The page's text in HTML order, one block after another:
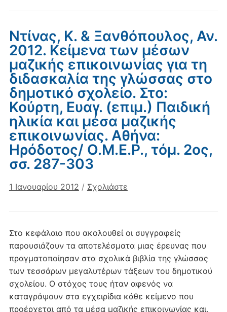
Ντίνας, Κ. & Ξανθόπουλος, Αν.
2012. Κείμενα των μέσων
μαζικής επικοινωνίας για τη
διδασκαλία της γλώσσας στο
δημοτικό σχολείο. Στο:
Κούρτη, Ευαγ. (επιμ.) Παιδική
ηλικία και μέσα μαζικής
επικοινωνίας. Αθήνα:
Ηρόδοτος/ O.M.E.P., τόμ. 2ος,
σσ. 287-303
1 Ιανουαρίου 2012 / Σχολιάστε
Στο κεφάλαιο που ακολουθεί οι συγγραφείς
παρουσιάζουν τα αποτελέσματα μιας έρευνας που
πραγματοποίησαν στα σχολικά βιβλία της γλώσσας
των τεσσάρων μεγαλυτέρων τάξεων του δημοτικού
σχολείου. Ο στόχος τους ήταν αφενός να
καταγράψουν στα εγχειρίδια κάθε κείμενο που
προέρχεται από τα μέσα μαζικής επικοινωνίας και,